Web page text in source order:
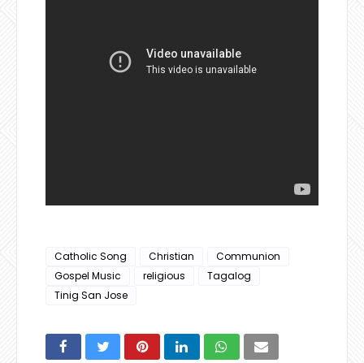
Catholic Song Christian
Communion
Gospel Music
religious
Tagalog
Tinig San Jose